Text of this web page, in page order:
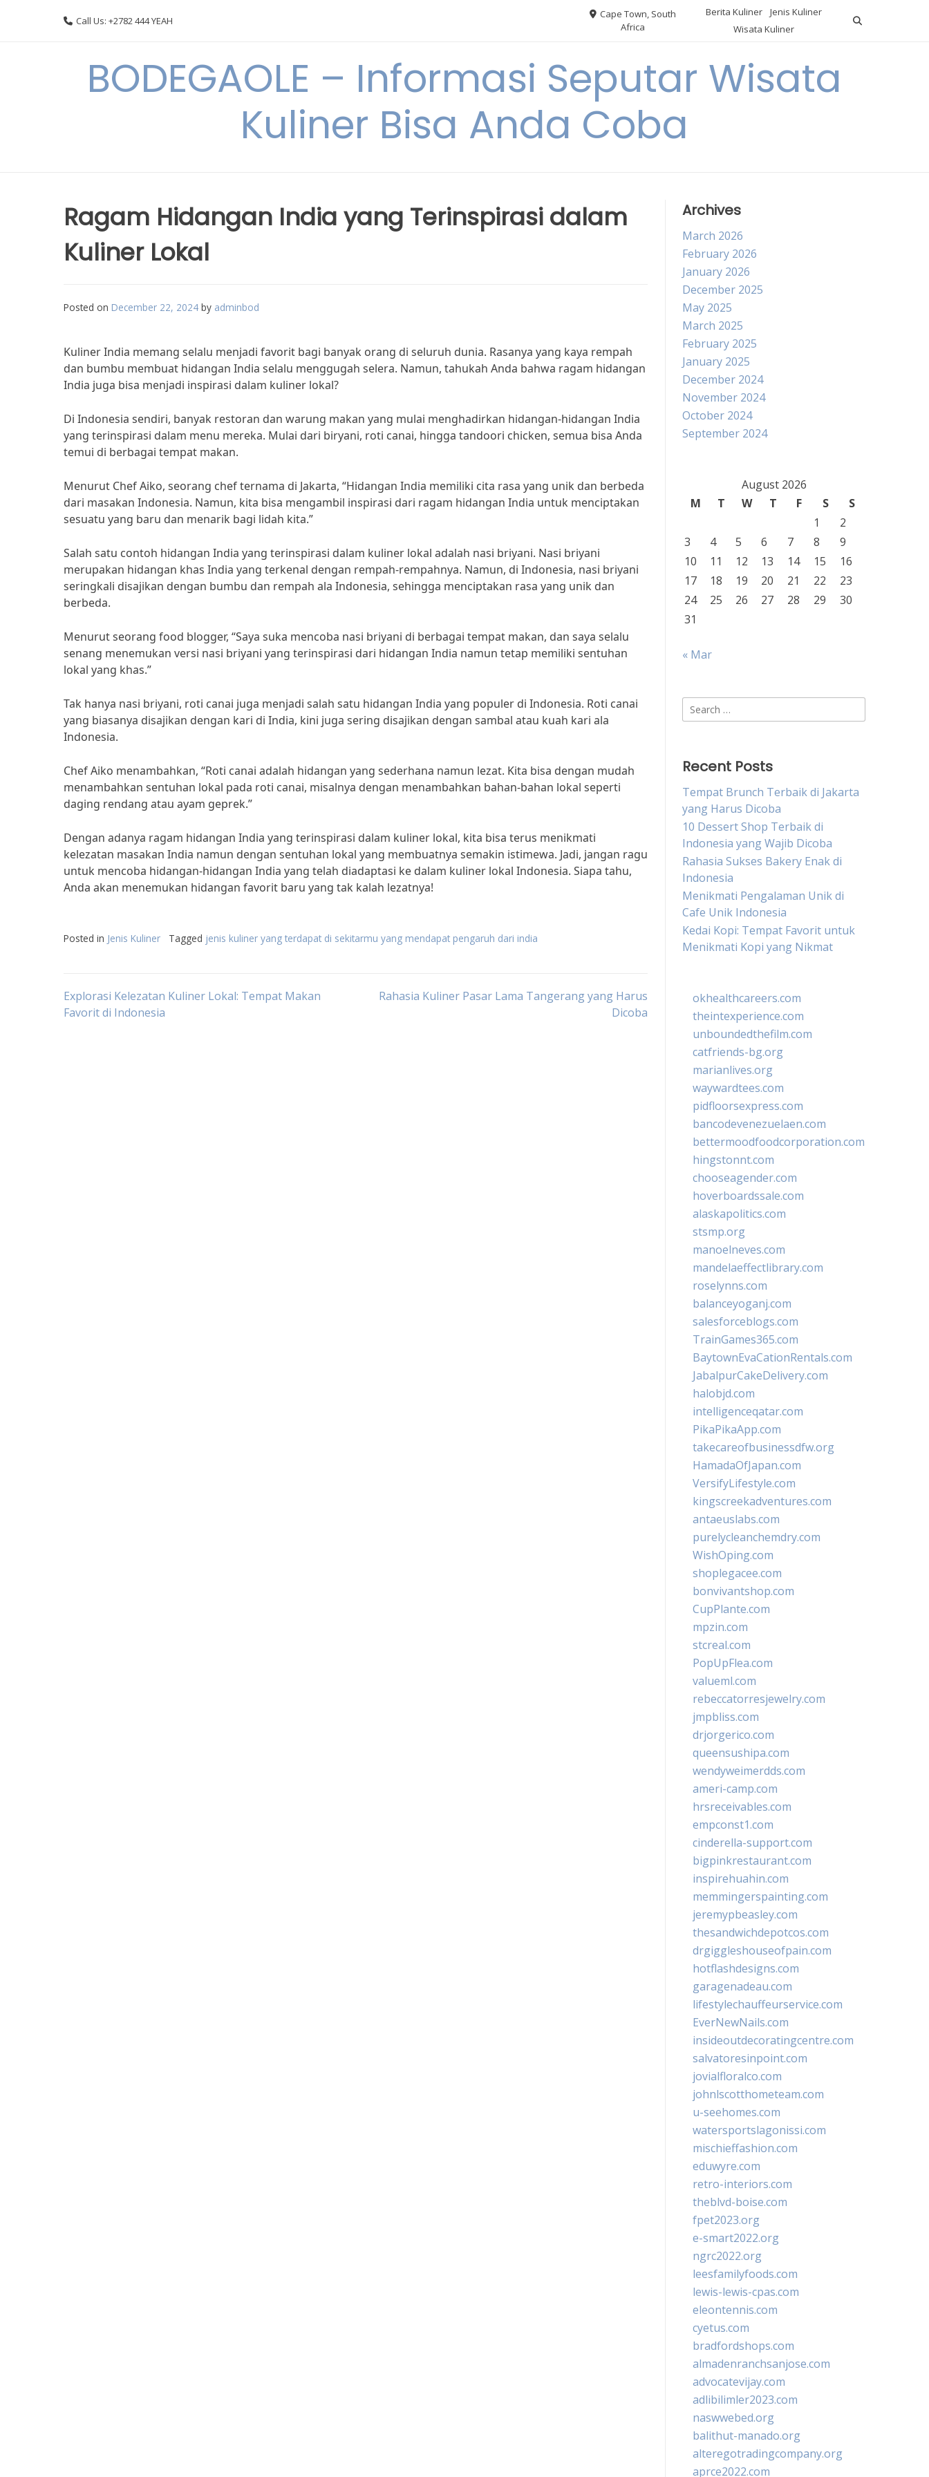
Call Us: +2782 444 YEAH
Cape Town, South
Africa
Berita Kuliner
Jenis Kuliner
Wisata Kuliner
BODEGAOLE – Informasi Seputar Wisata
Kuliner Bisa Anda Coba
Ragam Hidangan India yang Terinspirasi dalam
Kuliner Lokal
Posted on December 22, 2024 by adminbod
Kuliner India memang selalu menjadi favorit bagi banyak orang di seluruh dunia. Rasanya yang kaya rempah
dan bumbu membuat hidangan India selalu menggugah selera. Namun, tahukah Anda bahwa ragam hidangan
India juga bisa menjadi inspirasi dalam kuliner lokal?
Di Indonesia sendiri, banyak restoran dan warung makan yang mulai menghadirkan hidangan-hidangan India
yang terinspirasi dalam menu mereka. Mulai dari biryani, roti canai, hingga tandoori chicken, semua bisa Anda
temui di berbagai tempat makan.
Menurut Chef Aiko, seorang chef ternama di Jakarta, “Hidangan India memiliki cita rasa yang unik dan berbeda
dari masakan Indonesia. Namun, kita bisa mengambil inspirasi dari ragam hidangan India untuk menciptakan
sesuatu yang baru dan menarik bagi lidah kita.”
Salah satu contoh hidangan India yang terinspirasi dalam kuliner lokal adalah nasi briyani. Nasi briyani
merupakan hidangan khas India yang terkenal dengan rempah-rempahnya. Namun, di Indonesia, nasi briyani
seringkali disajikan dengan bumbu dan rempah ala Indonesia, sehingga menciptakan rasa yang unik dan
berbeda.
Menurut seorang food blogger, “Saya suka mencoba nasi briyani di berbagai tempat makan, dan saya selalu
senang menemukan versi nasi briyani yang terinspirasi dari hidangan India namun tetap memiliki sentuhan
lokal yang khas.”
Tak hanya nasi briyani, roti canai juga menjadi salah satu hidangan India yang populer di Indonesia. Roti canai
yang biasanya disajikan dengan kari di India, kini juga sering disajikan dengan sambal atau kuah kari ala
Indonesia.
Chef Aiko menambahkan, “Roti canai adalah hidangan yang sederhana namun lezat. Kita bisa dengan mudah
menambahkan sentuhan lokal pada roti canai, misalnya dengan menambahkan bahan-bahan lokal seperti
daging rendang atau ayam geprek.”
Dengan adanya ragam hidangan India yang terinspirasi dalam kuliner lokal, kita bisa terus menikmati
kelezatan masakan India namun dengan sentuhan lokal yang membuatnya semakin istimewa. Jadi, jangan ragu
untuk mencoba hidangan-hidangan India yang telah diadaptasi ke dalam kuliner lokal Indonesia. Siapa tahu,
Anda akan menemukan hidangan favorit baru yang tak kalah lezatnya!
Posted in Jenis Kuliner Tagged jenis kuliner yang terdapat di sekitarmu yang mendapat pengaruh dari india
Post
Explorasi Kelezatan Kuliner Lokal: Tempat Makan
Favorit di Indonesia
Rahasia Kuliner Pasar Lama Tangerang yang Harus
Dicoba
Archives
March 2026
February 2026
January 2026
December 2025
May 2025
March 2025
February 2025
January 2025
December 2024
November 2024
October 2024
September 2024
August 2026
M
T W T F S
S
1
2
3
4 5 6 7 8
9
10
11 12 13 14 15
16
17
18 19 20 21 22
23
24
25 26 27 28 29
30
31
« Mar
Search
for:
Recent Posts
Tempat Brunch Terbaik di Jakarta
yang Harus Dicoba
10 Dessert Shop Terbaik di
Indonesia yang Wajib Dicoba
Rahasia Sukses Bakery Enak di
Indonesia
Menikmati Pengalaman Unik di
Cafe Unik Indonesia
Kedai Kopi: Tempat Favorit untuk
Menikmati Kopi yang Nikmat
okhealthcareers.com
theintexperience.com
unboundedthefilm.com
catfriends-bg.org
marianlives.org
waywardtees.com
pidfloorsexpress.com
bancodevenezuelaen.com
bettermoodfoodcorporation.com
hingstonnt.com
chooseagender.com
hoverboardssale.com
alaskapolitics.com
stsmp.org
manoelneves.com
mandelaeffectlibrary.com
roselynns.com
balanceyoganj.com
salesforceblogs.com
TrainGames365.com
BaytownEvaCationRentals.com
JabalpurCakeDelivery.com
halobjd.com
intelligenceqatar.com
PikaPikaApp.com
takecareofbusinessdfw.org
HamadaOfJapan.com
VersifyLifestyle.com
kingscreekadventures.com
antaeuslabs.com
purelycleanchemdry.com
WishOping.com
shoplegacee.com
bonvivantshop.com
CupPlante.com
mpzin.com
stcreal.com
PopUpFlea.com
valueml.com
rebeccatorresjewelry.com
jmpbliss.com
drjorgerico.com
queensushipa.com
wendyweimerdds.com
ameri-camp.com
hrsreceivables.com
empconst1.com
cinderella-support.com
bigpinkrestaurant.com
inspirehuahin.com
memmingerspainting.com
jeremypbeasley.com
thesandwichdepotcos.com
drgiggleshouseofpain.com
hotflashdesigns.com
garagenadeau.com
lifestylechauffeurservice.com
EverNewNails.com
insideoutdecoratingcentre.com
salvatoresinpoint.com
jovialfloralco.com
johnlscotthometeam.com
u-seehomes.com
watersportslagonissi.com
mischieffashion.com
eduwyre.com
retro-interiors.com
theblvd-boise.com
fpet2023.org
e-smart2022.org
ngrc2022.org
leesfamilyfoods.com
lewis-lewis-cpas.com
eleontennis.com
cyetus.com
bradfordshops.com
almadenranchsanjose.com
advocatevijay.com
adlibilimler2023.com
naswwebed.org
balithut-manado.org
alteregotradingcompany.org
aprce2022.com